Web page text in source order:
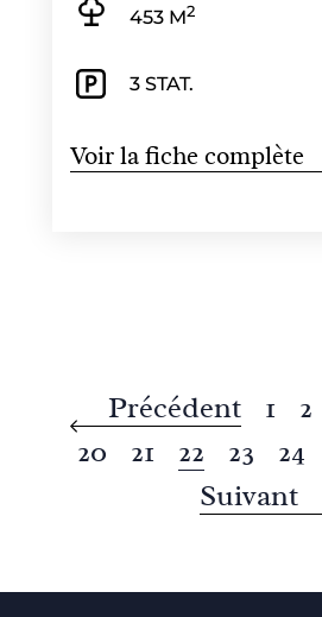
453 M2
3 STAT.
Voir la fiche complète
Précédent 1 2
20
21 22 23 24
Suivant